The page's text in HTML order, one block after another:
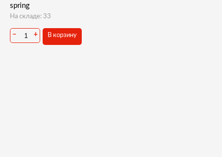
spring
На складе: 33
− + В корзину